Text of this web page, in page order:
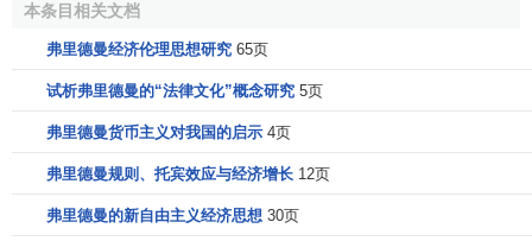
和能力。
Biographical notes
Although taught by Wieser and von Mises and later a
professor at Vienna, Gottfried Haberler was a product of the
Austrian theory. In 1936, Haberler moved to Harvard where,
本条目相关文档
弗里德曼经济伦理思想研究 65页
试析弗里德曼的“法律文化”概念研究 5页
弗里德曼货币主义对我国的启示 4页
弗里德曼规则、托宾效应与经济增长 12页
弗里德曼的新自由主义经济思想 30页